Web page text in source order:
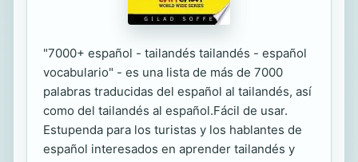
"7000+ español - tailandés tailandés - español
vocabulario" - es una lista de más de 7000
palabras traducidas del español al tailandés, así
como del tailandés al español.Fácil de usar.
Estupenda para los turistas y los hablantes de
español interesados en aprender tailandés y